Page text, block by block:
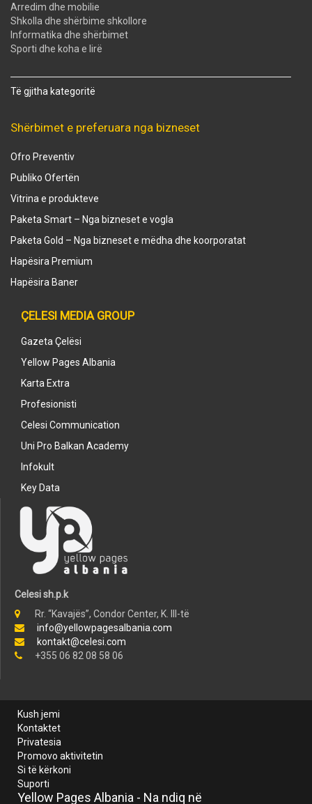
Arredim dhe mobilie
Shkolla dhe shërbime shkollore
Informatika dhe shërbimet
Sporti dhe koha e lirë
Të gjitha kategoritë
Shërbimet e preferuara nga bizneset
Ofro Preventiv
Publiko Ofertën
Vitrina e produkteve
Paketa Smart – Nga bizneset e vogla
Paketa Gold – Nga bizneset e mëdha dhe koorporatat
Hapësira Premium
Hapësira Baner
ÇELESI MEDIA GROUP
Gazeta Çelësi
Yellow Pages Albania
Karta Extra
Profesionisti
Celesi Communication
Uni Pro Balkan Academy
Infokult
Key Data
Celesi sh.p.k
Rr. “Kavajës”, Condor Center, K. III-të
info@yellowpagesalbania.com
kontakt@celesi.com
+355 06 82 08 58 06
Kush jemi
Kontaktet
Privatesia
Promovo aktivitetin
Si të kërkoni
Suporti
Yellow Pages Albania - Na ndiq në